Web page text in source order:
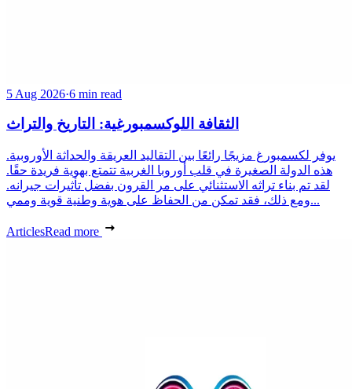
5 Aug 2026·6 min read
الثقافة اللوكسمبورغية: التاريخ والتراث
يوفر لكسمبورغ مزيجًا رائعًا بين التقاليد العريقة والحداثة الأوروبية.
هذه الدولة الصغيرة في قلب أوروبا الغربية تتمتع بهوية فريدة حقًا.
لقد تم بناء تراثه الاستثنائي على مر القرون بفضل تأثيرات جيرانه.
ومع ذلك، فقد تمكن من الحفاظ على هوية وطنية قوية وممي...
ArticlesRead more